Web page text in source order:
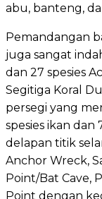
abu, banteng,
Pemandangan
juga sangat
dan 27 spesies
Segitiga Koral
persegi yang
spesies ikan dan
delapan titik
Anchor Wreck,
Point/Bat Cave,
Point dengan